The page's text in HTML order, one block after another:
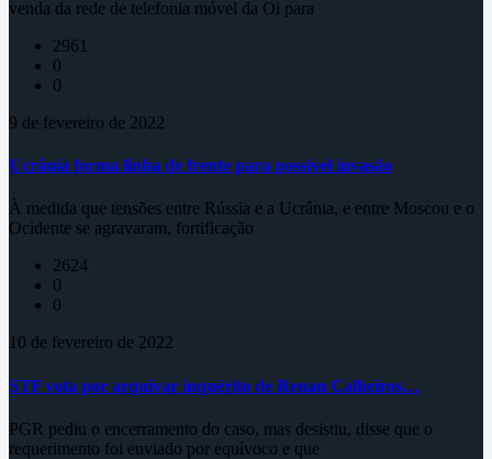
venda da rede de telefonia móvel da Oi para
2961
0
0
9 de fevereiro de 2022
Ucrânia forma linha de frente para possível invasão
À medida que tensões entre Rússia e a Ucrânia, e entre Moscou e o
Ocidente se agravaram, fortificação
2624
0
0
10 de fevereiro de 2022
STF vota por arquivar inquérito de Renan Calheiros…
PGR pediu o encerramento do caso, mas desistiu, disse que o
requerimento foi enviado por equívoco e que